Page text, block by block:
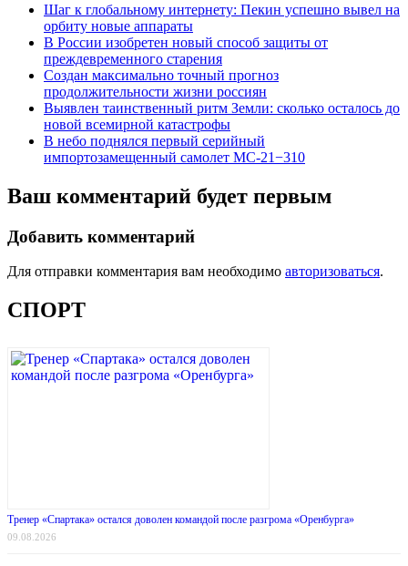
Шаг к глобальному интернету: Пекин успешно вывел на
орбиту новые аппараты
В России изобретен новый способ защиты от
преждевременного старения
Создан максимально точный прогноз
продолжительности жизни россиян
Выявлен таинственный ритм Земли: сколько осталось до
новой всемирной катастрофы
В небо поднялся первый серийный
импортозамещенный самолет МС-21−310
Ваш комментарий будет первым
Добавить комментарий
Для отправки комментария вам необходимо авторизоваться.
СПОРТ
Тренер «Спартака» остался доволен командой после разгрома «Оренбурга»
09.08.2026